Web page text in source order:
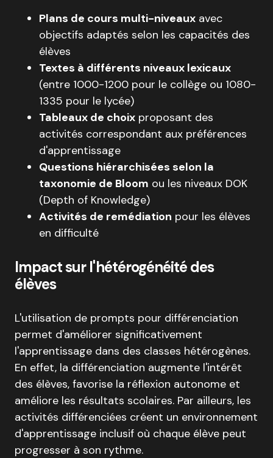
Plans de cours multi-niveaux avec
objectifs adaptés selon les capacités des
élèves
Textes à différents niveaux lexicaux
(entre 1000-1200 pour le collège ou 1080-
1335 pour le lycée)
Tableaux de choix proposant des
activités correspondant aux préférences
d'apprentissage
Questions hiérarchisées selon la
taxonomie de Bloom ou les niveaux DOK
(Depth of Knowledge)
Activités de remédiation pour les élèves
en difficulté
Impact sur l'hétérogénéité des
élèves
L'utilisation de prompts pour différenciation
permet d'améliorer significativement
l'apprentissage dans des classes hétérogènes.
En effet, la différenciation augmente l'intérêt
des élèves, favorise la réflexion autonome et
améliore les résultats scolaires. Par ailleurs, les
activités différenciées créent un environnement
d'apprentissage inclusif où chaque élève peut
progresser à son rythme.